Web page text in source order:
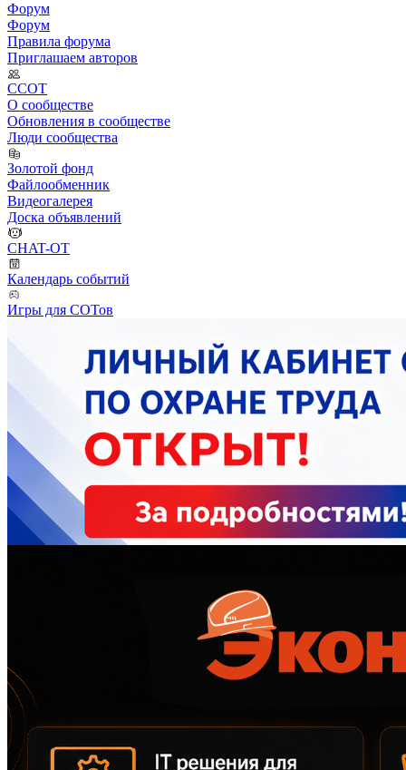
Форум
Форум
Правила форума
Приглашаем авторов
ССОТ
О сообществе
Обновления в сообществе
Люди сообщества
Золотой фонд
Файлообменник
Видеогалерея
Доска объявлений
CHAT-OT
Календарь событий
Игры для СОТов